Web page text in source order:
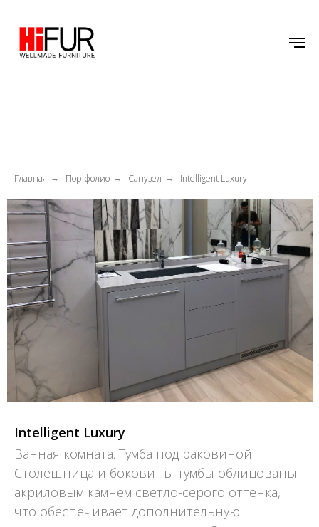
Главная → Портфолио → Санузел → Intelligent Luxury
Intelligent Luxury
Ванная комната. Тумба под раковиной.
Столешница и боковины тумбы облицованы
акриловым камнем светло-серого оттенка,
что обеспечивает дополнительную